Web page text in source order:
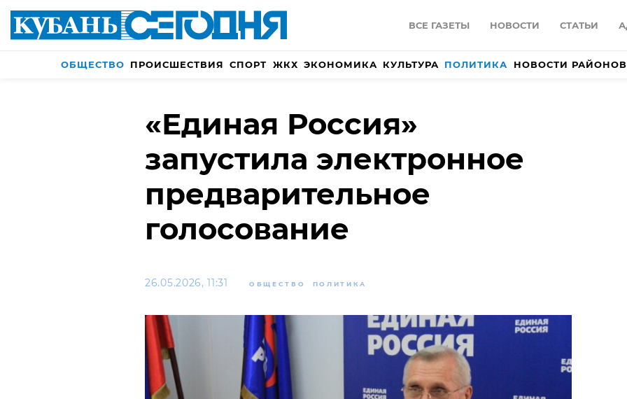
ВСЕ ГАЗЕТЫ НОВОСТИ СТАТЬИ
ОБЩЕСТВО ПРОИСШЕСТВИЯ СПОРТ ЖКХ ЭКОНОМИКА КУЛЬТУРА ПОЛИТИКА НОВОСТИ РАЙОНОВ
«Единая Россия»
запустила электронное
предварительное
голосование
26.05.2026, 11:31 ОБЩЕСТВО ПОЛИТИКА